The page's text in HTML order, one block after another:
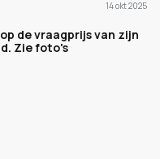
14 okt 2025
de vraagprijs van zijn
Zie foto's